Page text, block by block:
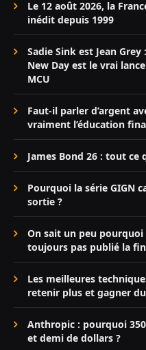
Le 12 août 2026, la
inédit depuis 1999
Sadie Sink est Jean
New Day est le vrai
MCU
Faut-il parler d’argent
vraiment l’éducation
James Bond 26 : tout ce
Pourquoi la série GIGN
sortie ?
On sait un peu pourquoi
toujours pas publié la
Les meilleures
retenir plus et gagner
Anthropic : pourquoi
et demi de dollars ?